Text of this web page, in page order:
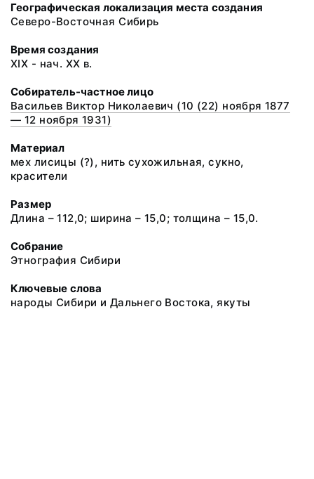
Географическая локализация места создания
Северо-Восточная Сибирь
Время создания
XIX - нач. XX в.
Собиратель-частное лицо
Васильев Виктор Николаевич (10 (22) ноября 1877
— 12 ноября 1931)
Материал
мех лисицы (?), нить сухожильная, сукно,
красители
Размер
Длина – 112,0; ширина – 15,0; толщина – 15,0.
Собрание
Этнография Сибири
Ключевые слова
народы Сибири и Дальнего Востока, якуты